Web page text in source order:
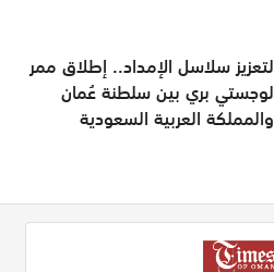
لتعزيز سلاسل الإمداد.. إطلاق ممر
لوجستي بري بين سلطنة عُمان
والمملكة العربية السعودية